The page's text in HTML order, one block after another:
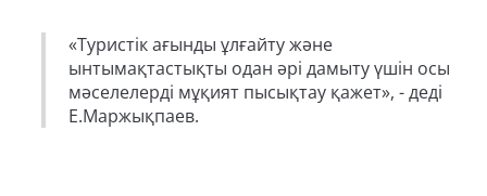
«Туристік ағынды ұлғайту және
ынтымақтастықты одан әрі дамыту үшін осы
мәселелерді мұқият пысықтау қажет», - деді
Е.Маржықпаев.